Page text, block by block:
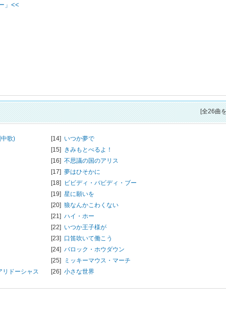
」<<
[全26曲
歌)
リドーシャス
[14] いつか夢で
[15] きみもとべるよ！
[16] 不思議の国のアリス
[17] 夢はひそかに
[18]
ビビディ・バビディ・ブー
[19] 星に願いを
[20] 狼なんかこわくない
[21] ハイ・ホー
[22] いつか王子様が
[23] 口笛吹いて働こう
[24] バロック・ホウダウン
[25]
ミッキーマウス・マーチ
[26] 小さな世界